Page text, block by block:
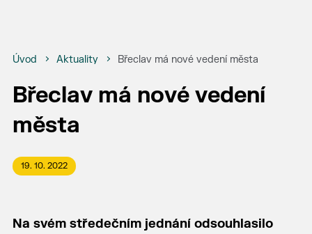
Úvod Aktuality Břeclav má nové vedení města
Břeclav má nové vedení
města
19. 10. 2022
Na svém středečním jednání odsouhlasilo